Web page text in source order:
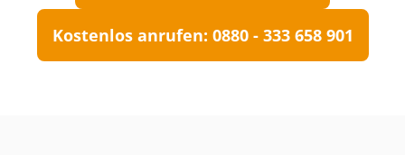
Kostenlos anrufen: 0880 - 333 658 901